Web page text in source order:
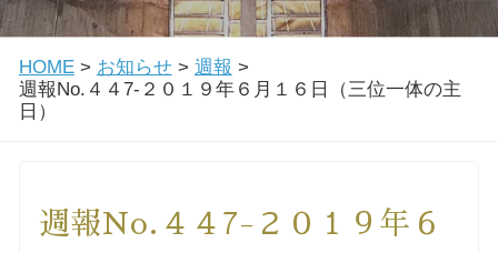
関口教会について
教会学校・中高生会
洗礼を希望される方
HOME> お知らせ> 週報 >
週報No.４４7-２０１９年６月１６日（三位一体の主
日）
週報No.４４7-２０１９年６